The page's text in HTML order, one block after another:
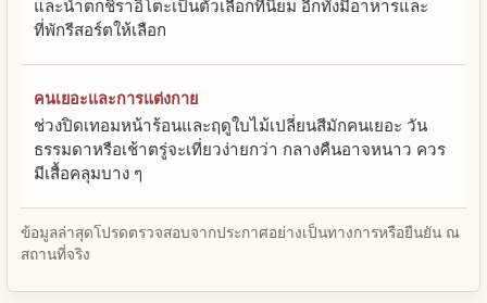
และน้ำตกชิราอิโตะเป็นตัวเลือกที่นิยม อีกทั้งมีอาหารและ
ที่พักรีสอร์ตให้เลือก
คนเยอะและการแต่งกาย
ช่วงปิดเทอมหน้าร้อนและฤดูใบไม้เปลี่ยนสีมักคนเยอะ วัน
ธรรมดาหรือเช้าตรู่จะเที่ยวง่ายกว่า กลางคืนอาจหนาว ควร
มีเสื้อคลุมบาง ๆ
ข้อมูลล่าสุดโปรดตรวจสอบจากประกาศอย่างเป็นทางการหรือยืนยัน ณ
สถานที่จริง